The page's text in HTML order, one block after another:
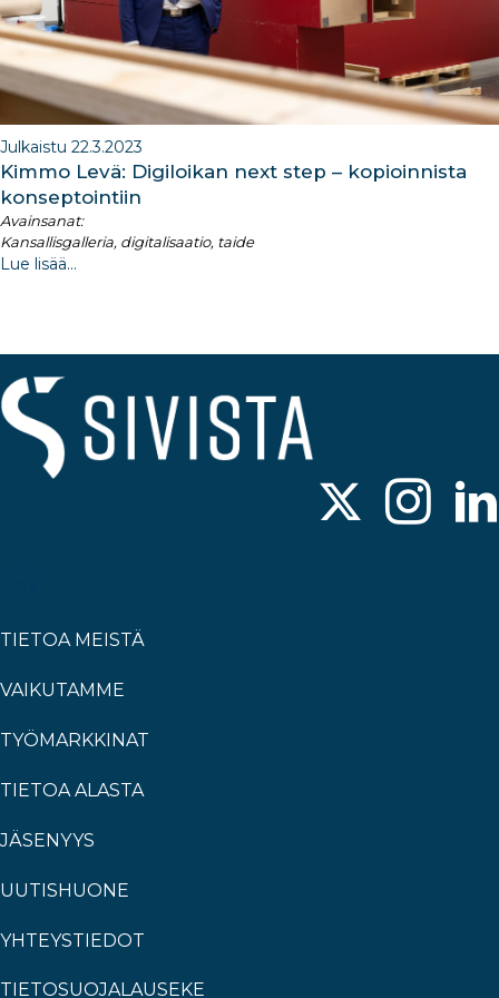
Julkaistu 22.3.2023
Kimmo Levä: Digiloikan next step – kopioinnista
konseptointiin
Avainsanat:
Kansallisgalleria, digitalisaatio, taide
Lue lisää...
TIETOA MEISTÄ
VAIKUTAMME
TYÖMARKKINAT
TIETOA ALASTA
JÄSENYYS
UUTISHUONE
YHTEYSTIEDOT
TIETOSUOJALAUSEKE